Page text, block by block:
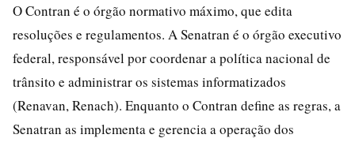
O Contran é o órgão normativo máximo, que edita
resoluções e regulamentos. A Senatran é o órgão executivo
federal, responsável por coordenar a política nacional de
trânsito e administrar os sistemas informatizados
(Renavan, Renach). Enquanto o Contran define as regras, a
Senatran as implementa e gerencia a operação dos